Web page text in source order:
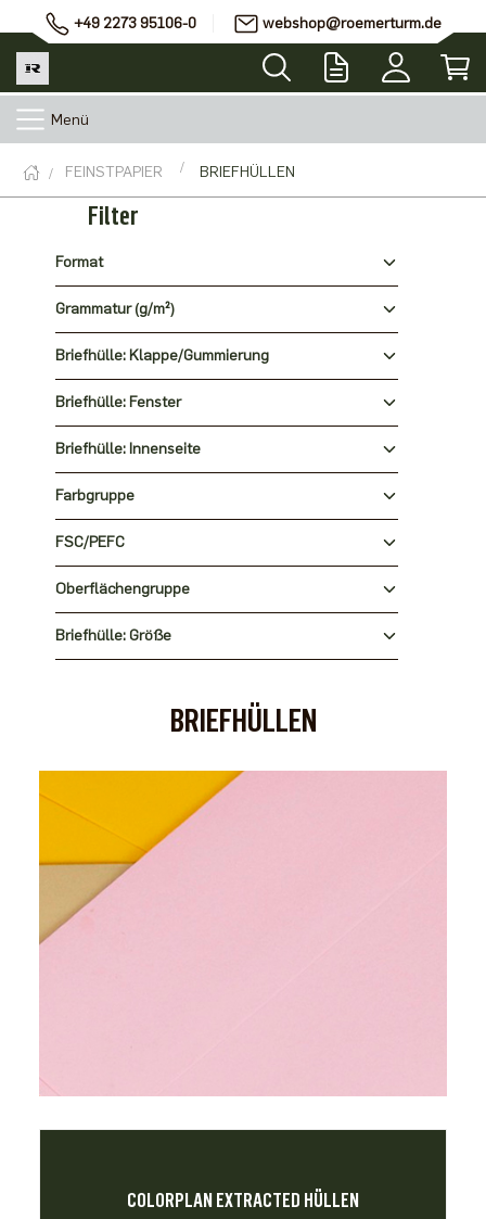
+49 2273 95106-0 webshop@roemerturm.de
Menü
FEINSTPAPIER BRIEFHÜLLEN
Filter
Format
Grammatur (g/m²)
Briefhülle: Klappe/Gummierung
Briefhülle: Fenster
Briefhülle: Innenseite
Farbgruppe
FSC/PEFC
Oberflächengruppe
Briefhülle: Größe
BRIEFHÜLLEN
COLORPLAN EXTRACTED HÜLLEN